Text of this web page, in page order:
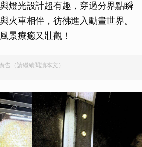
燈光設計超有趣，穿過分界點瞬
火車相伴，彷彿進入動畫世界。
景療癒又壯觀！
廣告（請繼續閱讀本文）